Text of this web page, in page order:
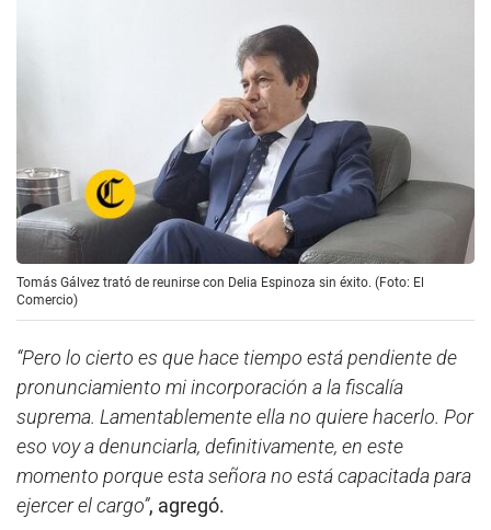
Tomás Gálvez trató de reunirse con Delia Espinoza sin éxito. (Foto: El
Comercio)
“Pero lo cierto es que hace tiempo está pendiente de
pronunciamiento mi incorporación a la fiscalía
suprema. Lamentablemente ella no quiere hacerlo. Por
eso voy a denunciarla, definitivamente, en este
momento porque esta señora no está capacitada para
ejercer el cargo”, agregó.